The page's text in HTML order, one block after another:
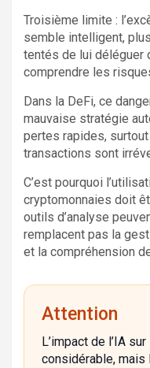
Troisième limite :
semble intelligent,
tentés de lui déléguer
comprendre les
Dans la DeFi, ce
mauvaise stratégie
pertes rapides,
transactions sont
C’est pourquoi
cryptomonnaies doit
outils d’analyse
remplacent pas la
et la compréhension
Attention
L’impact de l’IA
considérable, mais